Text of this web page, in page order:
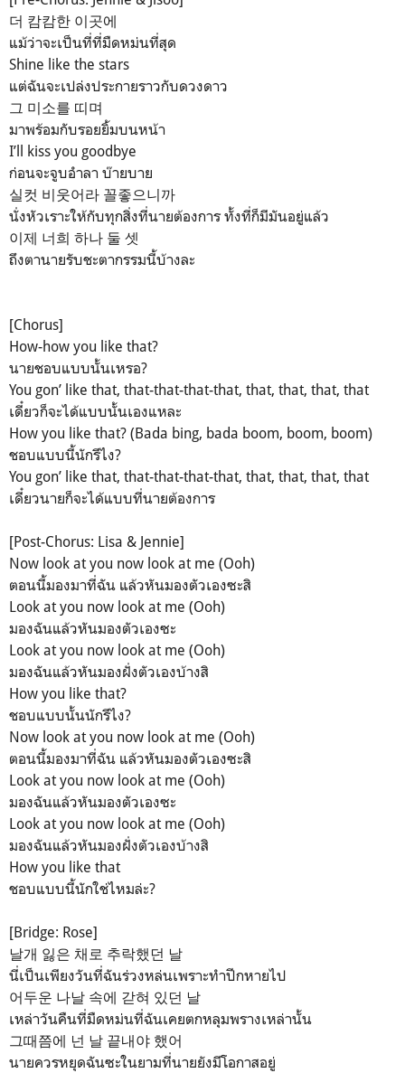
더 캄캄한 이곳에
แม้ว่าจะเป็นที่ที่มืดหม่นที่สุด
Shine like the stars
แต่ฉันจะเปล่งประกายราวกับดวงดาว
그 미소를 띠며
มาพร้อมกับรอยยิ้มบนหน้า
I’ll kiss you goodbye
ก่อนจะจูบอำลา บ๊ายบาย
실컷 비웃어라 꼴좋으니까
นั่งหัวเราะให้กับทุกสิ่งที่นายต้องการ ทั้งที่ก็มีมันอยู่แล้ว
이제 너희 하나 둘 셋
ถึงตานายรับชะตากรรมนี้บ้างละ
[Chorus]
How-how you like that?
นายชอบแบบนั้นเหรอ?
You gon’ like that, that-that-that-that, that, that, that, that
เดี๋ยวก็จะได้แบบนั้นเองแหละ
How you like that? (Bada bing, bada boom, boom, boom)
ชอบแบบนี้นักรึไง?
You gon’ like that, that-that-that-that, that, that, that, that
เดี๋ยวนายก็จะได้แบบที่นายต้องการ
[Post-Chorus: Lisa & Jennie]
Now look at you now look at me (Ooh)
ตอนนี้มองมาที่ฉัน แล้วหันมองตัวเองซะสิ
Look at you now look at me (Ooh)
มองฉันแล้วหันมองตัวเองซะ
Look at you now look at me (Ooh)
มองฉันแล้วหันมองฝั่งตัวเองบ้างสิ
How you like that?
ชอบแบบนั้นนักรึไง?
Now look at you now look at me (Ooh)
ตอนนี้มองมาที่ฉัน แล้วหันมองตัวเองซะสิ
Look at you now look at me (Ooh)
มองฉันแล้วหันมองตัวเองซะ
Look at you now look at me (Ooh)
มองฉันแล้วหันมองฝั่งตัวเองบ้างสิ
How you like that
ชอบแบบนี้นักใช่ไหมล่ะ?
[Bridge: Rose]
날개 잃은 채로 추락했던 날
นี่เป็นเพียงวันที่ฉันร่วงหล่นเพราะทำปีกหายไป
어두운 나날 속에 갇혀 있던 날
เหล่าวันคืนที่มืดหม่นที่ฉันเคยตกหลุมพรางเหล่านั้น
그때쯤에 넌 날 끝내야 했어
นายควรหยุดฉันซะในยามที่นายยังมีโอกาสอยู่